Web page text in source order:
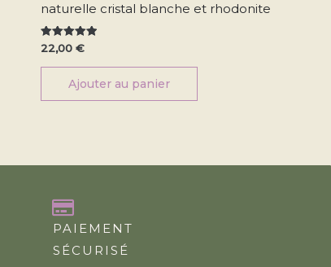
naturelle cristal blanche et rhodonite
Note
5.00
sur 5
22,00 €
Ajouter au panier
PAIEMENT
SÉCURISÉ